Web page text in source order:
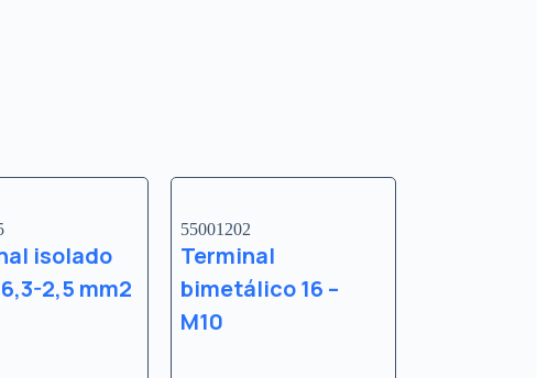
isolado
6,3-2,5 mm2
55001202
Terminal
bimetálico 16 –
M10